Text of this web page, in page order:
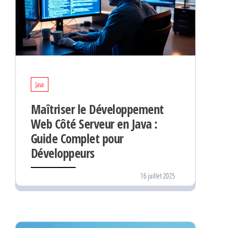
Java
Maîtriser le Développement
Web Côté Serveur en Java :
Guide Complet pour
Développeurs
16 juillet 2025